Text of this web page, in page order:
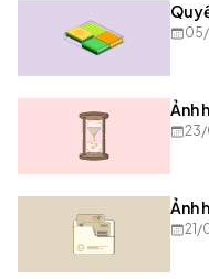
Ảnh
Ảnh
21/